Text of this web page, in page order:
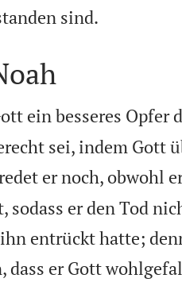
sind.
ein besseres Opfer
sei, indem Gott
er noch, obwohl
er den Tod
entrückt hatte;
dass er Gott